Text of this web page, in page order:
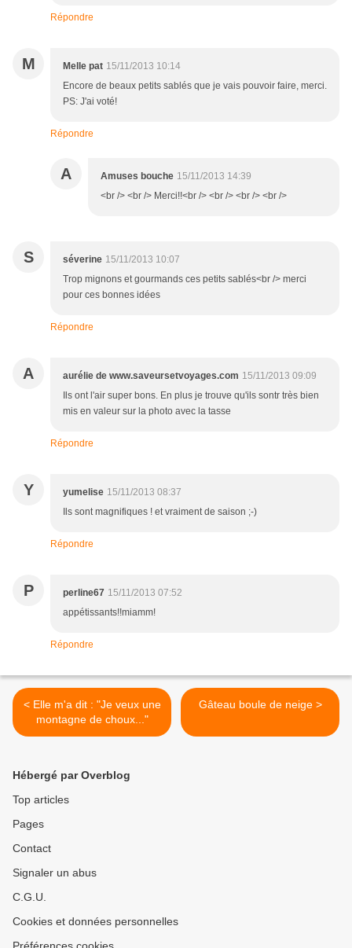
Répondre
M Melle pat 15/11/2013 10:14
Encore de beaux petits sablés que je vais pouvoir faire, merci.
PS: J'ai voté!
Répondre
A Amuses bouche 15/11/2013 14:39
<br /> <br /> Merci!!<br /> <br /> <br /> <br />
S séverine 15/11/2013 10:07
Trop mignons et gourmands ces petits sablés<br /> merci
pour ces bonnes idées
Répondre
A aurélie de www.saveursetvoyages.com 15/11/2013 09:09
Ils ont l'air super bons. En plus je trouve qu'ils sontr très bien
mis en valeur sur la photo avec la tasse
Répondre
Y yumelise 15/11/2013 08:37
Ils sont magnifiques ! et vraiment de saison ;-)
Répondre
P perline67 15/11/2013 07:52
appétissants!!miamm!
Répondre
< Elle m'a dit : "Je veux une
montagne de choux..."
Gâteau boule de neige >
Hébergé par Overblog
Top articles
Pages
Contact
Signaler un abus
C.G.U.
Cookies et données personnelles